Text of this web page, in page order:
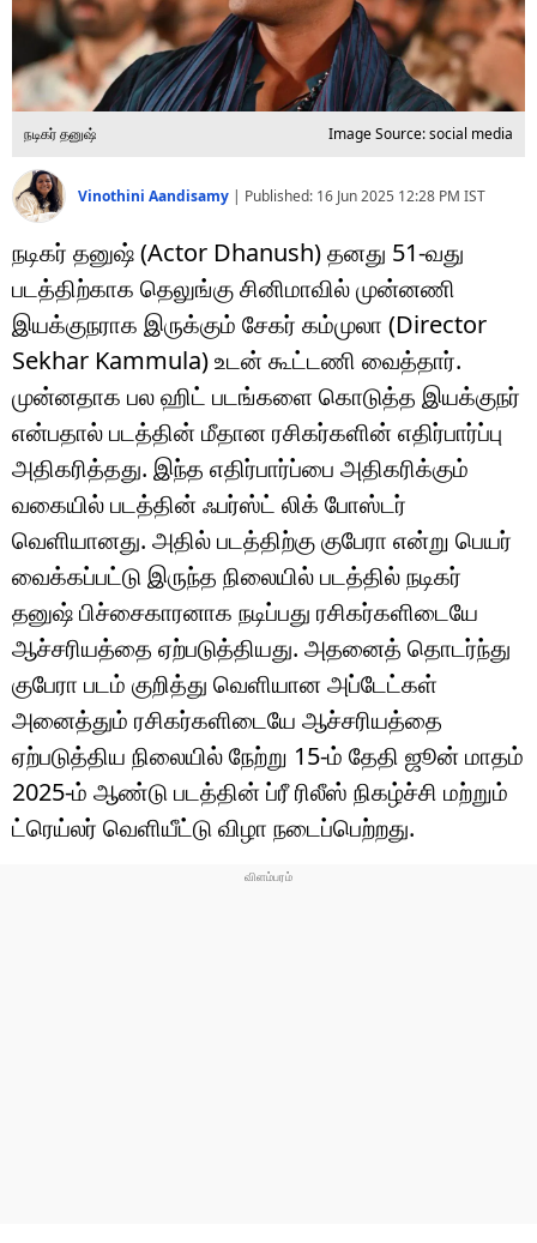
வலை கதைகள்
போட்டோ கேலரி
நடிகர் தனுஷ் Image Source: social media
Vinothini Aandisamy | Published: 16 Jun 2025 12:28 PM IST
நடிகர் தனுஷ் (Actor Dhanush) தனது 51-வது
படத்திற்காக தெலுங்கு சினிமாவில் முன்னணி
இயக்குநராக இருக்கும் சேகர் கம்முலா (Director
Sekhar Kammula) உடன் கூட்டணி வைத்தார்.
முன்னதாக பல ஹிட் படங்களை கொடுத்த இயக்குநர்
என்பதால் படத்தின் மீதான ரசிகர்களின் எதிர்பார்ப்பு
அதிகரித்தது. இந்த எதிர்பார்ப்பை அதிகரிக்கும்
வகையில் படத்தின் ஃபர்ஸ்ட் லிக் போஸ்டர்
வெளியானது. அதில் படத்திற்கு குபேரா என்று பெயர்
வைக்கப்பட்டு இருந்த நிலையில் படத்தில் நடிகர்
தனுஷ் பிச்சைகாரனாக நடிப்பது ரசிகர்களிடையே
ஆச்சரியத்தை ஏற்படுத்தியது. அதனைத் தொடர்ந்து
குபேரா படம் குறித்து வெளியான அப்டேட்கள்
அனைத்தும் ரசிகர்களிடையே ஆச்சரியத்தை
ஏற்படுத்திய நிலையில் நேற்று 15-ம் தேதி ஜூன் மாதம்
2025-ம் ஆண்டு படத்தின் ப்ரீ ரிலீஸ் நிகழ்ச்சி மற்றும்
ட்ரெய்லர் வெளியீட்டு விழா நடைப்பெற்றது.